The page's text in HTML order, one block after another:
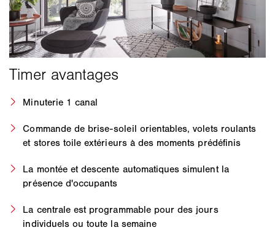
Minuterie 1 canal
Commande de brise-soleil orientables, volets roulants
et stores toile extérieurs à des moments prédéfinis
La montée et descente automatiques simulent la
présence d'occupants
La centrale est programmable pour des jours
individuels ou toute la semaine